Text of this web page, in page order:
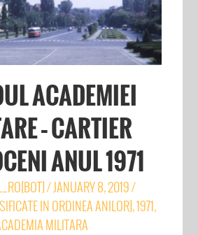
ACADEMIEI
– CARTIER
ANUL 1971
/JANUARY 8, 2019/
IN ORDINEA ANILOR],1971,
MILITARA